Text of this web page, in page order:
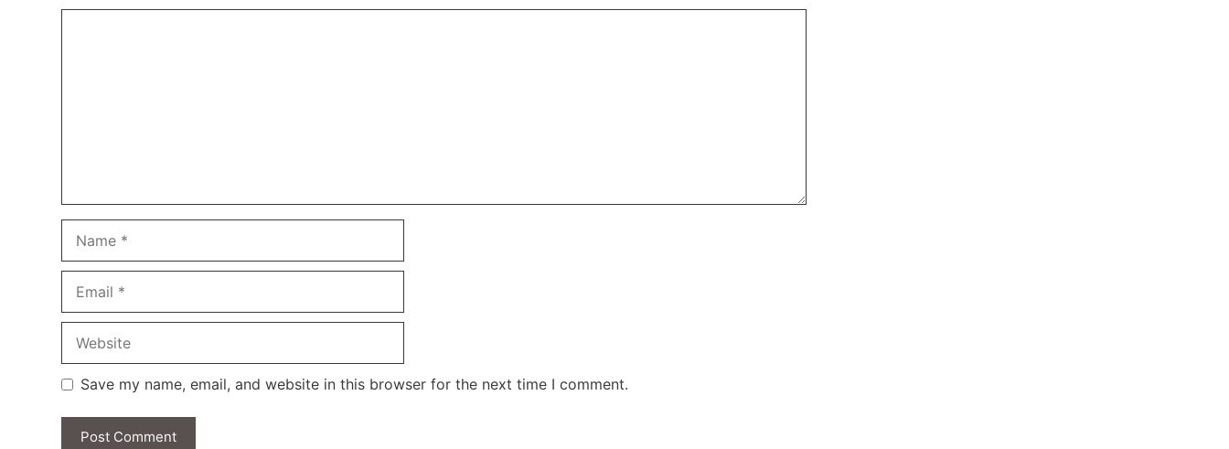
Save my name, email, and website in this browser for the next time I comment.